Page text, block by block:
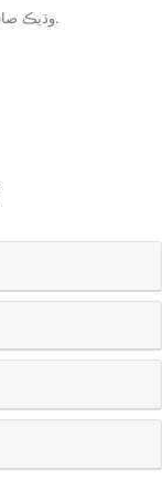
وڌيڪ صاف، اعليٰ ريزوليوشن وڊيو حاصل ڪريو.